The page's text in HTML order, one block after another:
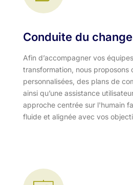
Conduite du
Afin d’accompagner vos
transformation, nous proposons
personnalisées, des plans de
ainsi qu’une assistance
approche centrée sur l'humain
fluide et alignée avec vos